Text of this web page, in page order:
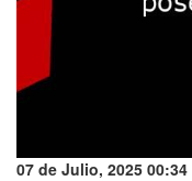
07 de Julio, 2025 00:34